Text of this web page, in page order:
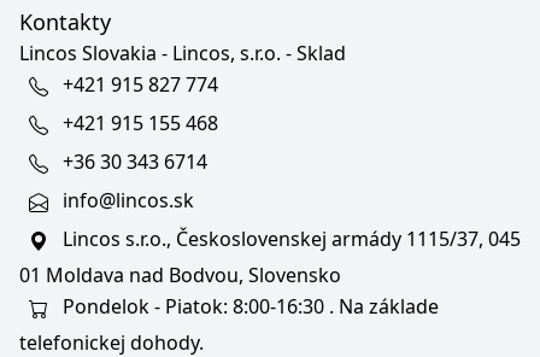
Kontakty
Lincos Slovakia - Lincos, s.r.o. - Sklad
+421 915 827 774
+421 915 155 468
+36 30 343 6714
info@lincos.sk
Lincos s.r.o., Československej armády 1115/37, 045
01 Moldava nad Bodvou, Slovensko
Pondelok - Piatok: 8:00-16:30 . Na základe
telefonickej dohody.